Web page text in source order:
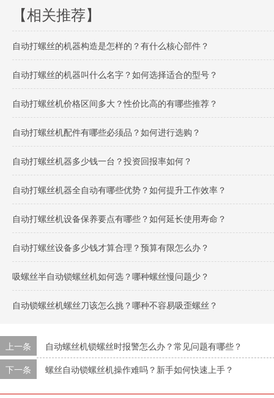
【相关推荐】
自动打螺丝的机器构造是怎样的？有什么核心部件？
自动打螺丝的机器叫什么名字？如何选择适合的型号？
自动打螺丝机价格区间多大？性价比高的有哪些推荐？
自动打螺丝机配件有哪些必须品？如何进行选购？
自动打螺丝机器多少钱一台？投资回报率如何？
自动打螺丝机器全自动有哪些优势？如何提升工作效率？
自动打螺丝机设备保养要点有哪些？如何延长使用寿命？
自动打螺丝设备多少钱才算合理？预算有限怎么办？
吸螺丝半自动锁螺丝机如何选？哪种螺丝慢问题少？
自动锁螺丝机螺丝刀该怎么挑？哪种不容易吸歪螺丝？
上一条
自动螺丝机锁螺丝时报警怎么办？常见问题有哪些？
下一条
螺丝自动锁螺丝机操作难吗？新手如何快速上手？